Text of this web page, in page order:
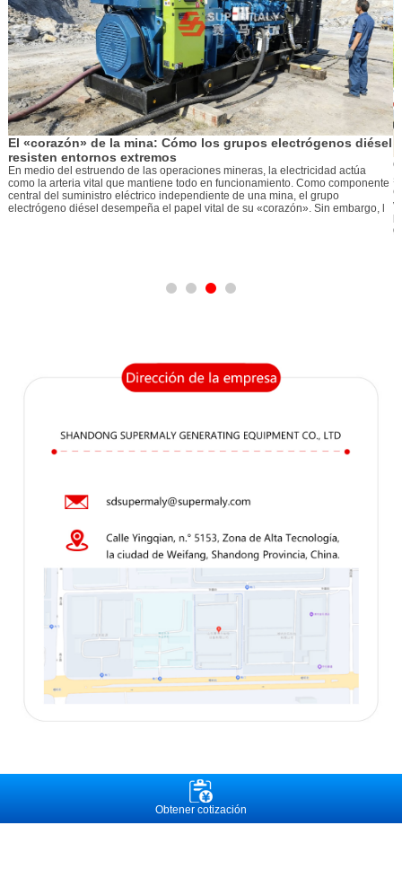
El «corazón» de la mina: Cómo los grupos electrógenos diésel
resisten entornos extremos
En medio del estruendo de las operaciones mineras, la electricidad actúa
como la arteria vital que mantiene todo en funcionamiento. Como componente
central del suministro eléctrico independiente de una mina, el grupo
electrógeno diésel desempeña el papel vital de su «corazón». Sin embargo, l
Obtener cotización